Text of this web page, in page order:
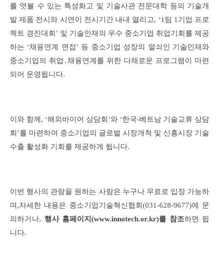
를 엿볼 수 있는 특성화고 및 기술사관 전문대학 등의 기술개
발 제품 전시와 시연이 전시기간 내내 열리고, ‘1팀 1기업 프로
젝트 경진대회’ 및 기술인재의 우수 중소기업 취업기회를 제공
하는 ‘채용연계 면접’ 등 중소기업 성장의 열쇠인 기술인재와
중소기업의 취업․채용연계를 위한 다채로운 프로그램이 마련
되어 운영됩니다.
이와 함께, ‘해외바이어 상담회’와 ‘한국-베트남 기술교류 상담
회’를 마련하여 중소기업의 글로벌 시장개척 및 신흥시장 기술
수출 활성화 기회를 제공하게 됩니다.
이번 행사의 관람을 원하는 사람은 누구나 무료로 입장 가능하
며,자세한 내용은 중소기업기술혁신협회(031-628-9677)에 문
의하거나, 행사 홈페이지(www.innotech.or.kr)를 참조하면 됩
니다.